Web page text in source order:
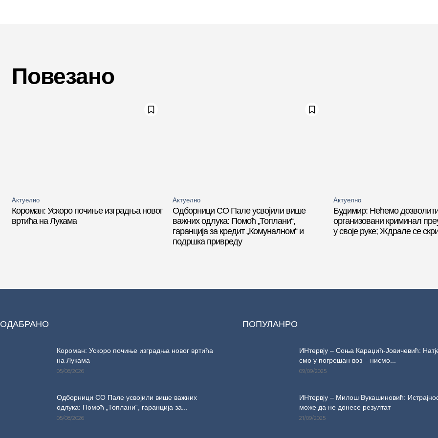
Повезано
Актуелно
Короман: Ускоро почиње изградња новог
вртића на Лукама
Актуелно
Одборници СО Пале усвојили више
важних одлука: Помоћ „Топлани“,
гаранција за кредит „Комуналном“ и
подршка привреду
Актуелно
Будимир: Нећемо
организовани криминал
у своје руке; Ждрале се
ОДАБРАНО
Короман: Ускоро почиње изградња новог вртића
на Лукама
05/08/2026
Одборници СО Пале усвојили више важних
одлука: Помоћ „Топлани“, гаранција за...
05/08/2026
ПОПУЛАНРО
ИНтервју – Соња Караџић-Јовичевић:
смо у погрешан воз – нисмо...
09/09/2025
ИНтервју – Милош Вукашиновић:
може да не донесе резултат
21/09/2025